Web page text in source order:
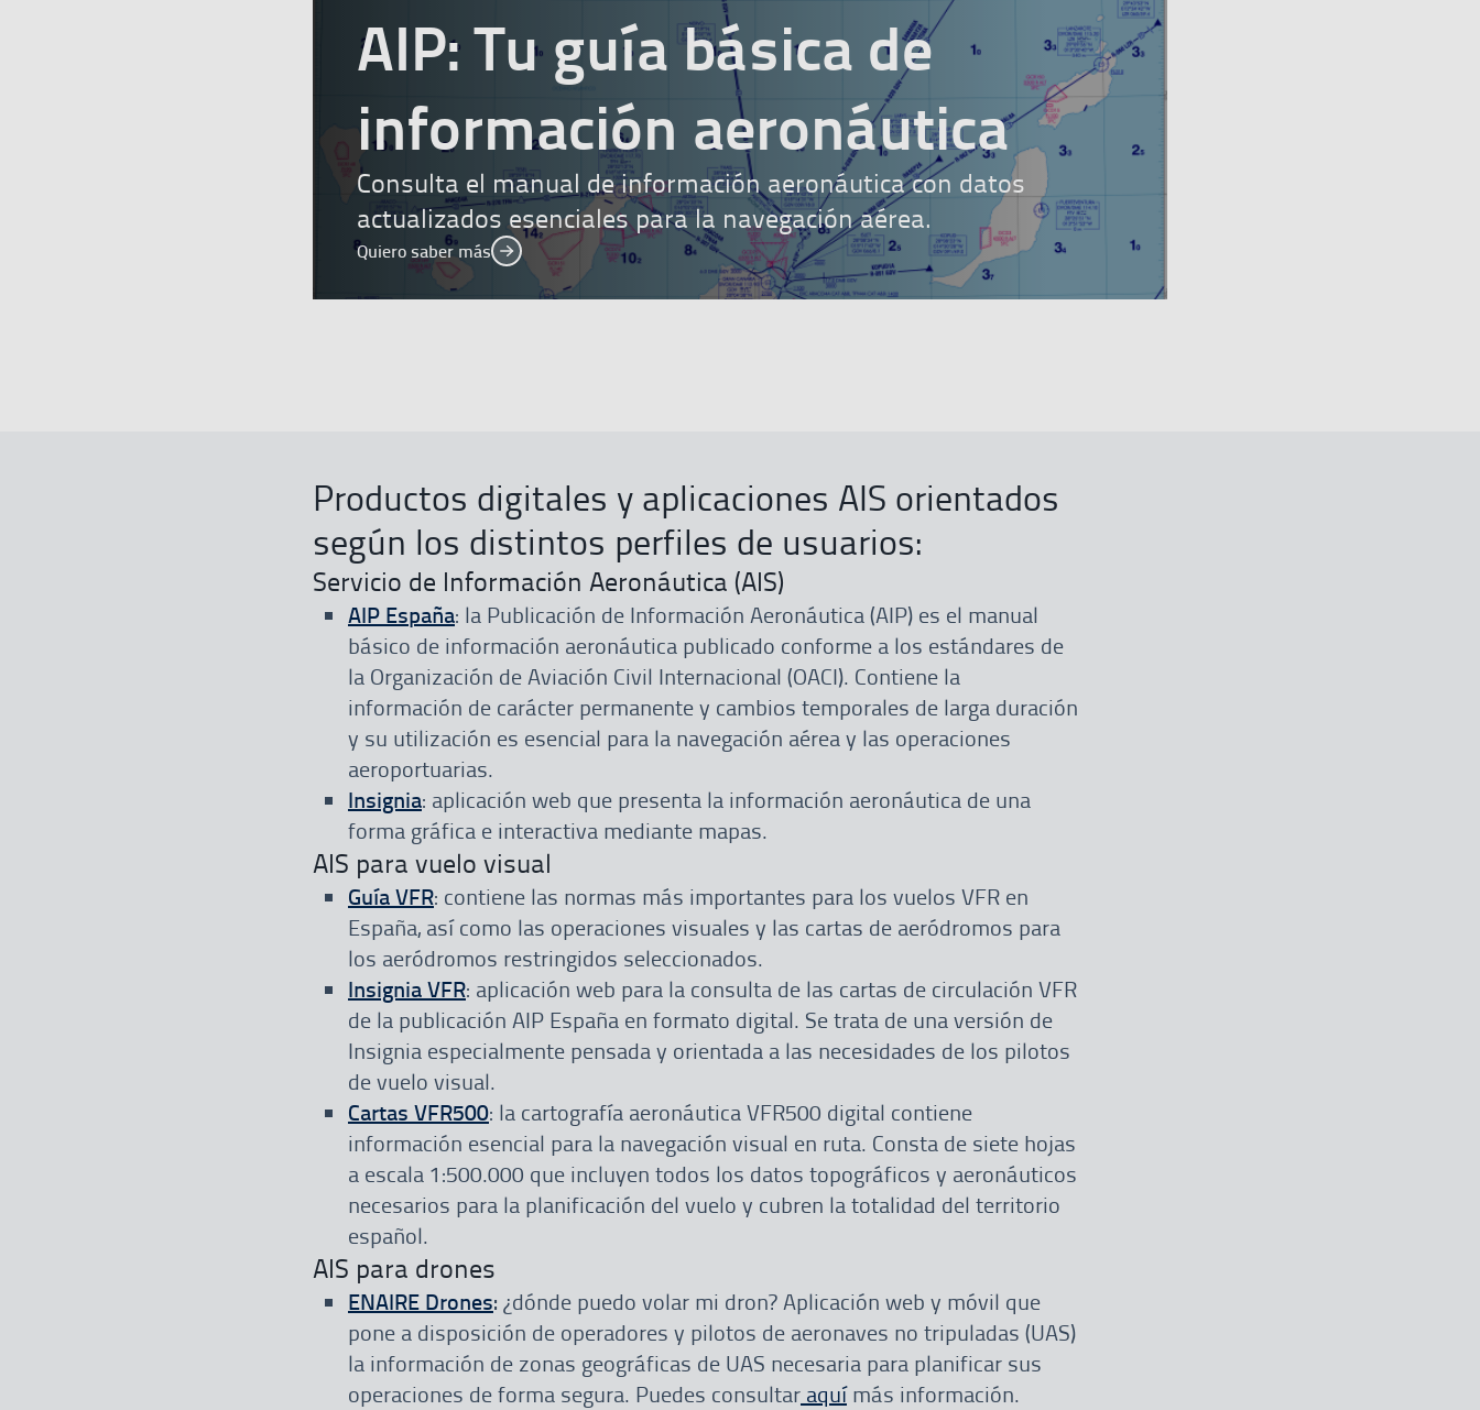
AIP: Tu guía básica de
información aeronáuticabanner
Consulta el manual de información aeronáutica con datos
actualizados esenciales para la navegación aérea.
Quiero saber más Quiero saber más
Productos digitales y aplicaciones AIS orientados
según los distintos perfiles de usuarios:
Servicio de Información Aeronáutica (AIS)
AIP España: la Publicación de Información Aeronáutica (AIP) es el manual
básico de información aeronáutica publicado conforme a los estándares de
la Organización de Aviación Civil Internacional (OACI). Contiene la
información de carácter permanente y cambios temporales de larga duración
y su utilización es esencial para la navegación aérea y las operaciones
aeroportuarias.
Insignia: aplicación web que presenta la información aeronáutica de una
forma gráfica e interactiva mediante mapas.
AIS para vuelo visual
Guía VFR: contiene las normas más importantes para los vuelos VFR en
España, así como las operaciones visuales y las cartas de aeródromos para
los aeródromos restringidos seleccionados.
Insignia VFR: aplicación web para la consulta de las cartas de circulación VFR
de la publicación AIP España en formato digital. Se trata de una versión de
Insignia especialmente pensada y orientada a las necesidades de los pilotos
de vuelo visual.
Cartas VFR500: la cartografía aeronáutica VFR500 digital contiene
información esencial para la navegación visual en ruta. Consta de siete hojas
a escala 1:500.000 que incluyen todos los datos topográficos y aeronáuticos
necesarios para la planificación del vuelo y cubren la totalidad del territorio
español.
AIS para drones
ENAIRE Drones: ¿dónde puedo volar mi dron? Aplicación web y móvil que
pone a disposición de operadores y pilotos de aeronaves no tripuladas (UAS)
la información de zonas geográficas de UAS necesaria para planificar sus
operaciones de forma segura. Puedes consultaraquímás información.